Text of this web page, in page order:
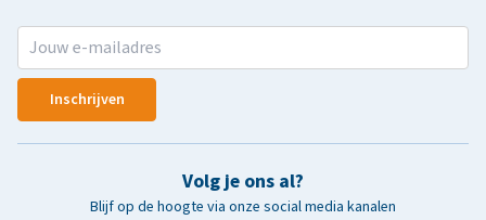
Inschrijven
Volg je ons al?
Blijf op de hoogte via onze social media kanalen